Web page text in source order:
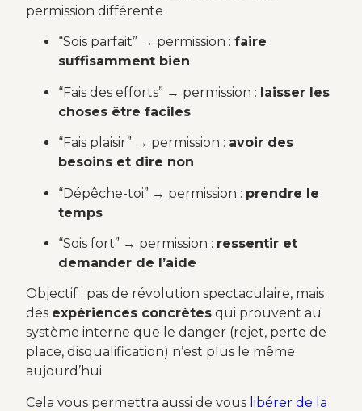
permission différente
“Sois parfait” → permission :faire
suffisamment bien
“Fais des efforts” → permission : laisser les
choses être faciles
“Fais plaisir” → permission : avoir des
besoins et dire non
“Dépêche-toi” → permission : prendre le
temps
“Sois fort” → permission : ressentir et
demander de l’aide
Objectif : pas de révolution spectaculaire, mais
des expériences concrètes qui prouvent au
système interne que le danger (rejet, perte de
place, disqualification) n’est plus le même
aujourd’hui.
Cela vous permettra aussi de vous libérer de la